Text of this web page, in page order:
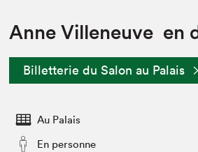
Préparer sa visite au
Actualités
SLM PRO
Préparer sa visite
Salon dans la ville et en ligne
Liens pratiques
Anne Villeneuve en
Billetterie du Salon au Palais
Au Palais
En personne